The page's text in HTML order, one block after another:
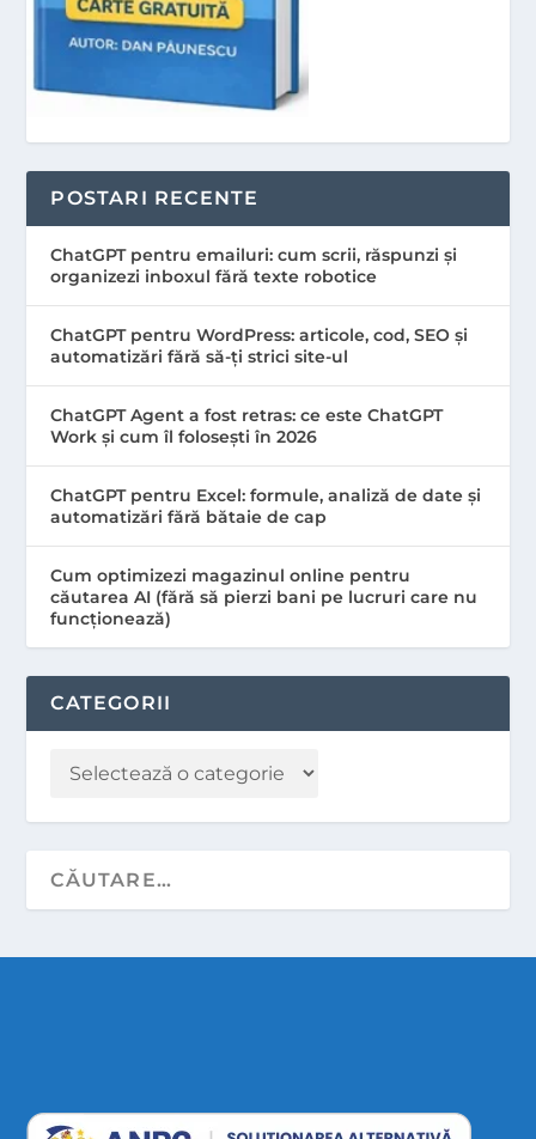
POSTARI RECENTE
ChatGPT pentru emailuri: cum scrii, răspunzi și
organizezi inboxul fără texte robotice
ChatGPT pentru WordPress: articole, cod, SEO și
automatizări fără să-ți strici site-ul
ChatGPT Agent a fost retras: ce este ChatGPT
Work și cum îl folosești în 2026
ChatGPT pentru Excel: formule, analiză de date și
automatizări fără bătaie de cap
Cum optimizezi magazinul online pentru
căutarea AI (fără să pierzi bani pe lucruri care nu
funcționează)
CATEGORII